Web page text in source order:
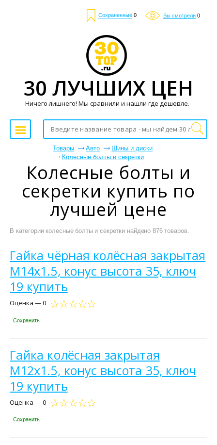
Сохраненные 0 Вы смотрели 0
Товары Авто
Шины и диски
Колесные болты и секретки
Колесные болты и
секретки купить по
лучшей цене
В категории колесные болты и секретки найдено 876 товаров.
Гайка чёрная колёсная закрытая
М14х1.5, конус высота 35, ключ
19 купить
Оценка — 0
Сохранить
Гайка колёсная закрытая
М12х1.5, конус высота 35, ключ
19 купить
Оценка — 0
Сохранить
30 ЛУЧШИХ ЦЕН
Ничего лишнего! Мы сравнили и нашли где дешевле.